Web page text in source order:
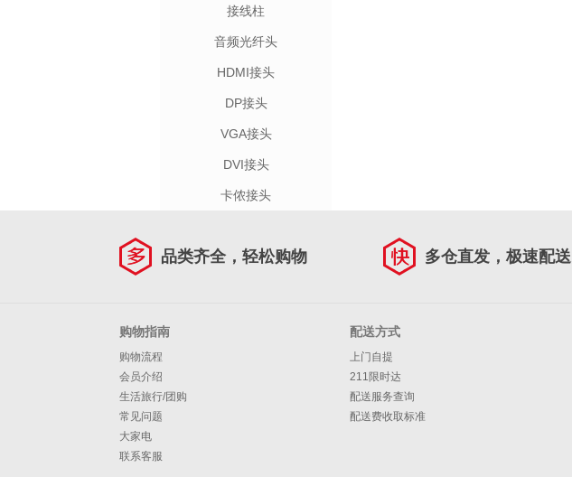
接线柱
音频光纤头
HDMI接头
DP接头
VGA接头
DVI接头
卡侬接头
品类齐全，轻松购物 多仓直发，极速配送
购物指南
购物流程
会员介绍
生活旅行/团购
常见问题
大家电
联系客服
配送方式
上门自提
211限时达
配送服务查询
配送费收取标准